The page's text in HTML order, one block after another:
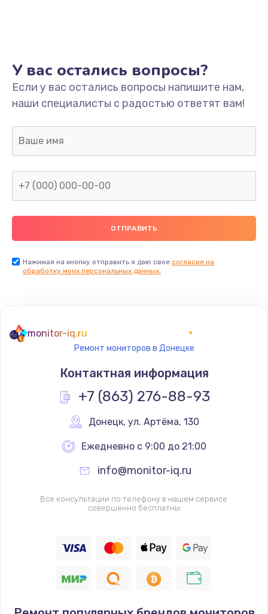
от 995 руб.
Заказать
Настройка ОС
Восстановление данных
Заказать
Настройка Wi-Fi
от 1195 руб.
Ремонт подсветки
Заказать
от 1645 руб.
Заказать
от 990 руб.
У вас остались вопросы?
Если у вас остались вопросы напишите нам,
наши специалисты с радостью ответят вам!
Нажимая на кнопку отправить я даю свое согласие на
обработку моих персональных данных.
monitor-iq.ru
Ремонт мониторов в Донецке
Контактная информация
+7 (863) 276-88-93
Донецк, ул. Артёма, 130
Ежедневно с 9:00 до 21:00
info@monitor-iq.ru
Все консультации по телефону в нашем сервисе
совершенно бесплатны